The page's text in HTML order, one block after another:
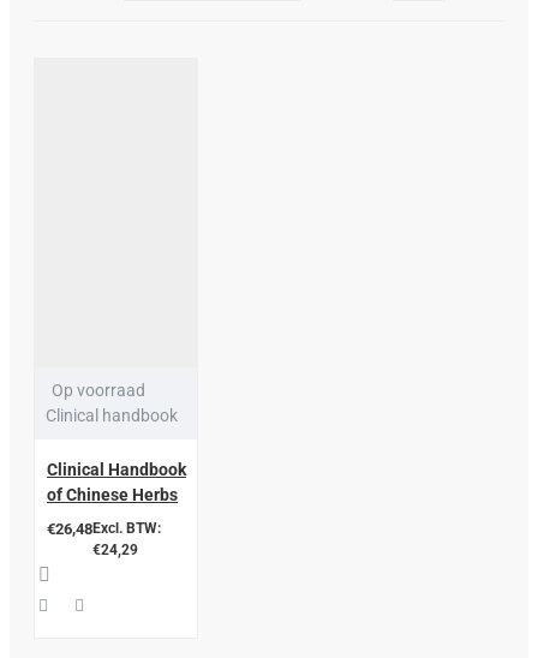
Op voorraad
Clinical handbook
Clinical Handbook
of Chinese Herbs
€26,48Excl. BTW:
€24,29